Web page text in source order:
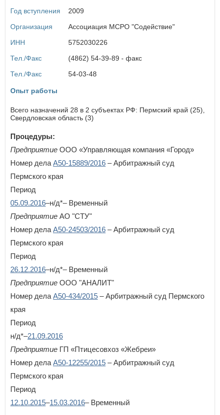
Кировская область
Костромская область
Красноярский край
Курская область
Л
Ленинградская область
М
Москва
Московская область
Мурманская область
Н
Ненецкий автономный округ
Нижегородская область
Новгородская область
О
Омская область
Оренбургская область
П
Приморский край
Псковская область
Р
Республика Алтай
Республика Башкортостан
Республика Бурятия
Год вступления
2009
Организация
Ассоциация МСРО "Содействие"
ИНН
5752030226
Тел./Факс
(4862) 54-39-89 - факс
Тел./Факс
54-03-48
Опыт работы
Всего назначений 28 в 2 субъектах РФ: Пермский край (25),
Свердловская область (3)
Процедуры:
Предприятие ООО «Управляющая компания «Город»
Номер дела А50-15889/2016 – Арбитражный суд
Пермского края
Период
05.09.2016–н/д*– Временный
Предприятие АО "СТУ"
Номер дела А50-24503/2016 – Арбитражный суд
Пермского края
Период
26.12.2016–н/д*– Временный
Предприятие ООО "АНАЛИТ"
Номер дела А50-434/2015 – Арбитражный суд Пермского
края
Период
н/д*–21.09.2016
Предприятие ГП «Птицесовхоз «Жебреи»
Номер дела А50-12255/2015 – Арбитражный суд
Пермского края
Период
12.10.2015–15.03.2016– Временный